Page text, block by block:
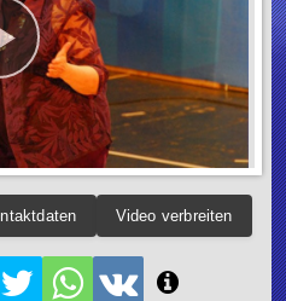
Video verbreiten